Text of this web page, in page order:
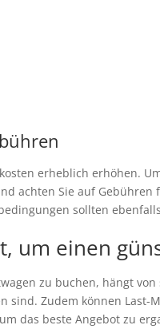
erheblich erhöhen.
achten Sie auf
sollten
um einen
zu buchen, hängt
sind. Zudem können
das beste Angebot zu